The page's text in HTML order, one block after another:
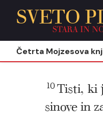
SVETO
STARA IN
Četrta Mojzesova
10Tisti, ki
sinove in